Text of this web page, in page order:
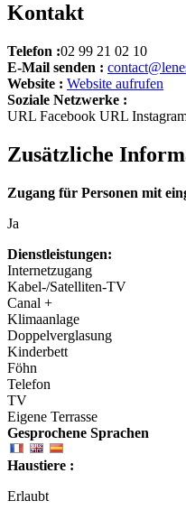
Kontakt
Telefon :02 99 21 02 10
E-Mail senden :
Website : Website aufrufen
Soziale Netzwerke :
URL Facebook URL
Zusätzliche
Zugang für Personen mit
Ja
Dienstleistungen:
Internetzugang
Kabel-/Satelliten-TV
Canal +
Klimaanlage
Doppelverglasung
Kinderbett
Föhn
Telefon
TV
Eigene Terrasse
Gesprochene Sprachen
Haustiere :
Erlaubt